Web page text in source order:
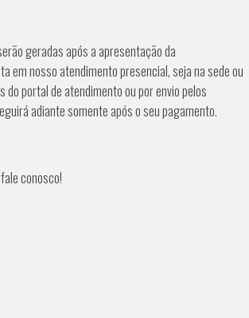
geradas após a apresentação da
em nosso atendimento presencial, seja na sede ou
do portal de atendimento ou por envio pelos
adiante somente após o seu pagamento.
conosco!